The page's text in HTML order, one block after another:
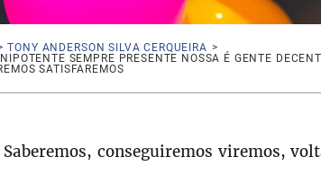
TONY ANDERSON SILVA CERQUEIRA >
SEMPRE PRESENTE NOSSA É GENTE
SATISFAREMOS
Saberemos, conseguiremos viremos,